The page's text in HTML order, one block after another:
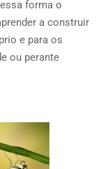
forma o
a construir
e para os
ou perante